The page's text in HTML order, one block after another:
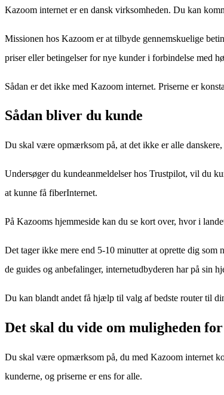
Kazoom internet er en dansk virksomheden. Du kan
Missionen hos Kazoom er at tilbyde gennemskuelige
priser eller betingelser for nye kunder i forbindelse med
Sådan er det ikke med Kazoom internet. Priserne er
Sådan bliver du kunde
Du skal være opmærksom på, at det ikke er alle danskere,
Undersøger du kundeanmeldelser hos Trustpilot, vil du
at kunne få fiberInternet.
På Kazooms hjemmeside kan du se kort over, hvor i
Det tager ikke mere end 5-10 minutter at oprette dig
de guides og anbefalinger, internetudbyderen har på sin
Du kan blandt andet få hjælp til valg af bedste router til
Det skal du vide om muligheden
Du skal være opmærksom på, du med Kazoom internet
kunderne, og priserne er ens for alle.